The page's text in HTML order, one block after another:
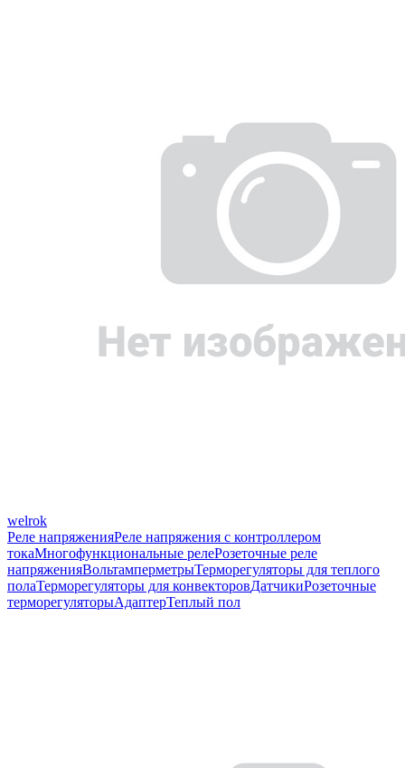
welrok
Реле напряженияРеле напряжения с контроллером
токаМногофункциональные релеРозеточные реле
напряженияВольтамперметрыТерморегуляторы для теплого
полаТерморегуляторы для конвекторовДатчикиРозеточные
терморегуляторыАдаптерТеплый пол